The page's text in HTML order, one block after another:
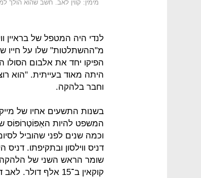
מימין: קווין לאב. חשב שהוא הולך
לנדי היה המטפל של בראיין
מ"ההשתלטות" שלו על חייו
הפיקו יחד את אלבום הסולו
היתה מאוד בעייתית. "הוא
וחבר בלהקה.
בשנות התשעים אחיו של
המשפט להיות האַפּוֹטְרוֹפּוֹס
וכמה שנים לפני שהוביל
דניס ווילסון ובתקיפתו.
שומר הראש השני של הלהקה
קוקאין ב־15 אלף דולר. לאב דאג לשיקומו הנפשי והגופני של בראיין ווילסון.